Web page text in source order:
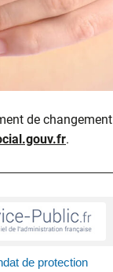
de changement
.
de protection